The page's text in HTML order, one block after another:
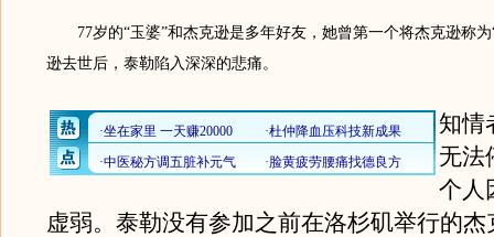
77岁的“玉婆”和杰克逊是多年好友，她曾第一个将杰克逊称为
逊去世后，泰勒陷入深深的悲痛。
知情
无法
个人
虚弱。泰勒没有参加之前在洛杉矶举行的